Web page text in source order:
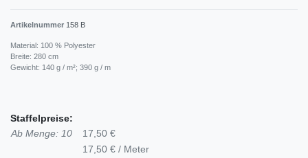
Artikelnummer 158 B
Material: 100 % Polyester
Breite: 280 cm
Gewicht: 140 g / m²; 390 g / m
Staffelpreise:
Ab Menge: 10
17,50 €
17,50 € / Meter